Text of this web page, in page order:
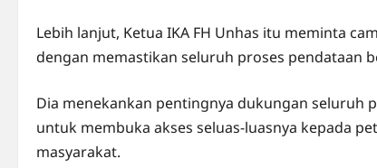
Lebih lanjut, Ketua IKA FH Unhas itu meminta
dengan memastikan seluruh proses pendataan
Dia menekankan pentingnya dukungan seluruh
untuk membuka akses seluas-luasnya kepada
masyarakat.